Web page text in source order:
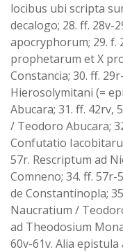
locibus ubi scripta
decalogo; 28. ff.
apocryphorum; 29. f.
prophetarum et X
Constancia; 30. ff.
Hierosolymitani (=
Abucara; 31. ff. 42rv,
/ Teodoro Abucara;
Confutatio
57r. Rescriptum ad
Comneno; 34. ff.
de Constantinopla;
Naucratium /
ad Theodosium
60v-61v. Alia